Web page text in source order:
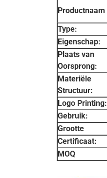
Productnaam
Type:
Eigenschap:
Plaats van
Oorsprong:
Materiële
Structuur:
Logo Printing:
Gebruik:
Grootte
Certificaat:
MOQ